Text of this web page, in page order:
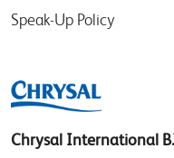
Speak-Up Policy
Chrysal International